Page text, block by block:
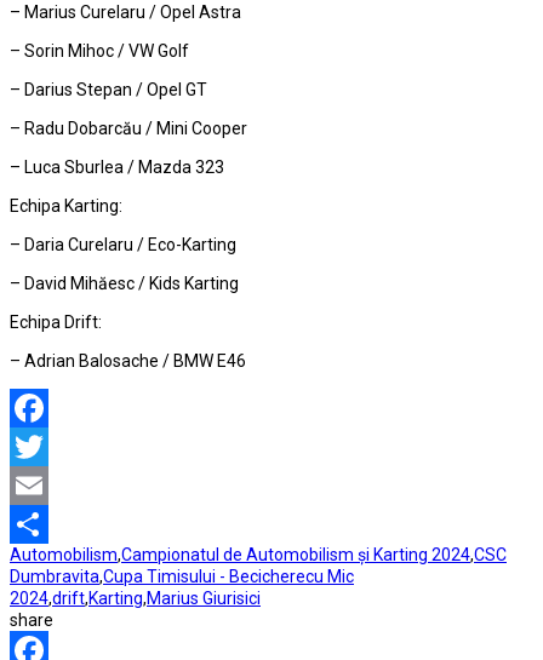
– Marius Curelaru / Opel Astra
– Sorin Mihoc / VW Golf
– Darius Stepan / Opel GT
– Radu Dobarcău / Mini Cooper
– Luca Sburlea / Mazda 323
Echipa Karting:
– Daria Curelaru / Eco-Karting
– David Mihăesc / Kids Karting
Echipa Drift:
– Adrian Balosache / BMW E46
Facebook
Twitter
Email
Partajează
Automobilism,Campionatul de Automobilism și Karting 2024,CSC
Dumbravita,Cupa Timisului - Becicherecu Mic
2024,drift,Karting,Marius Giurisici
share